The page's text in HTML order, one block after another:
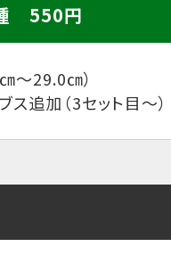
550円
～29.0㎝）
ス追加 （3セット目～）